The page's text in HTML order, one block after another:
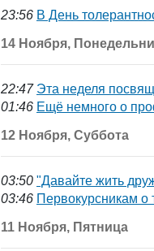
23:56 В День
14 Ноября,
22:47 Эта неделя
01:46 Ещё немного о
12 Ноября, Суббота
03:50 "Давайте жить
03:46 Первокурсникам о
11 Ноября, Пятница